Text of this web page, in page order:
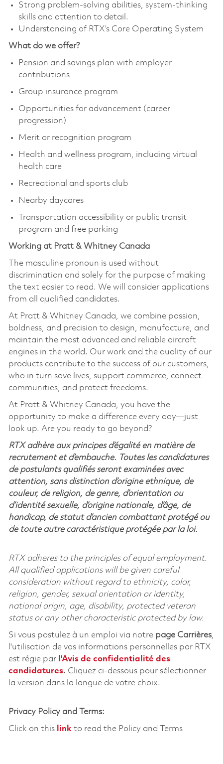
Strong problem-solving abilities, system-thinking
skills and attention to detail.
Understanding of RTX’s Core Operating System
What do we offer?
Pension and savings plan with employer
contributions
Group insurance program
Opportunities for advancement (career
progression)
Merit or recognition program
Health and wellness program, including virtual
health care
Recreational and sports club
Nearby daycares
Transportation accessibility or public transit
program and free parking
Working at Pratt & Whitney Canada
The masculine pronoun is used without
discrimination and solely for the purpose of making
the text easier to read. We will consider applications
from all qualified candidates.
At Pratt & Whitney Canada, we combine passion,
boldness, and precision to design, manufacture, and
maintain the most advanced and reliable aircraft
engines in the world. Our work and the quality of our
products contribute to the success of our customers,
who in turn save lives, support commerce, connect
communities, and protect freedoms.
At Pratt & Whitney Canada, you have the
opportunity to make a difference every day—just
look up. Are you ready to go beyond?
RTX adhère aux principes d’égalité en matière de
recrutement et d’embauche. Toutes les candidatures
de postulants qualifiés seront examinées avec
attention, sans distinction d’origine ethnique, de
couleur, de religion, de genre, d’orientation ou
d’identité sexuelle, d’origine nationale, d’âge, de
handicap, de statut d’ancien combattant protégé ou
de toute autre caractéristique protégée par la loi.
RTX adheres to the principles of equal employment.
All qualified applications will be given careful
consideration without regard to ethnicity, color,
religion, gender, sexual orientation or identity,
national origin, age, disability, protected veteran
status or any other characteristic protected by law.
Si vous postulez à un emploi via notre page Carrières,
l'utilisation de vos informations personnelles par RTX
est régie par l'Avis de confidentialité des
candidatures. Cliquez ci-dessous pour sélectionner
la version dans la langue de votre choix.
Privacy Policy and Terms:
Click on this linkto read the Policy and Terms